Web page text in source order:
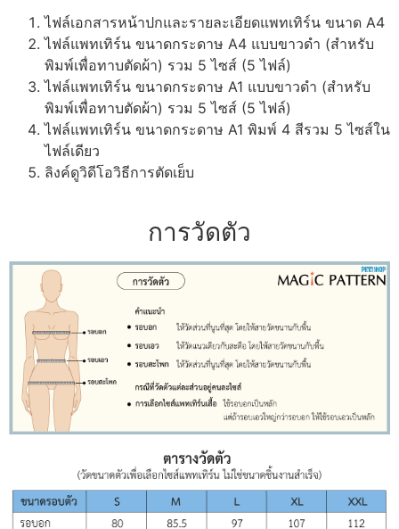
ไฟล์เอกสารหน้าปกและรายละเอียดแพทเทิร์น ขนาด A4
ไฟล์แพทเทิร์น ขนาดกระดาษ A4 แบบขาวดำ (สำหรับ
พิมพ์เพื่อทาบตัดผ้า) รวม 5 ไซส์ (5 ไฟล์)
ไฟล์แพทเทิร์น ขนาดกระดาษ A1 แบบขาวดำ (สำหรับ
พิมพ์เพื่อทาบตัดผ้า) รวม 5 ไซส์ (5 ไฟล์)
ไฟล์แพทเทิร์น ขนาดกระดาษ A1 พิมพ์ 4 สีรวม 5 ไซส์ใน
ไฟล์เดียว
ลิงค์ดูวิดีโอวิธีการตัดเย็บ
การวัดตัว